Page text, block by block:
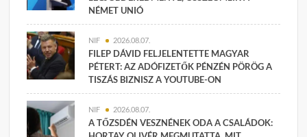
NÉMET UNIÓ
NIF 2026.08.07.
FILEP DÁVID FELJELENTETTE MAGYAR
PÉTERT: AZ ADÓFIZETŐK PÉNZÉN PÖRÖG A
TISZÁS BIZNISZ A YOUTUBE-ON
NIF 2026.08.07.
A TŐZSDÉN VESZNÉNEK ODA A CSALÁDOK: